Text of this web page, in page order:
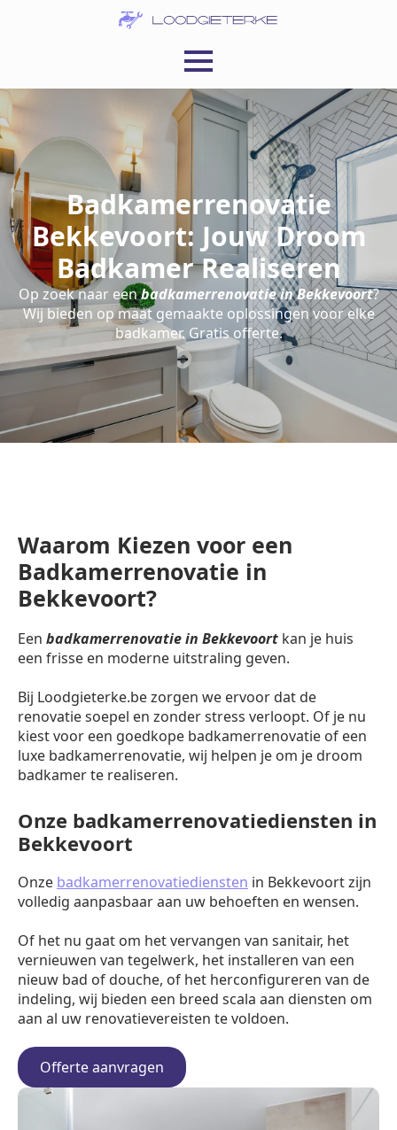
Badkamerrenovatie
Bekkevoort: Jouw Droom
Badkamer Realiseren
Op zoek naar eenbadkamerrenovatie in Bekkevoort?
Wij bieden op maat gemaakte oplossingen voor elke
badkamer. Gratis offerte.
Waarom Kiezen voor een
Badkamerrenovatie in
Bekkevoort?
Een badkamerrenovatie in Bekkevoort kan je huis
een frisse en moderne uitstraling geven.
Bij Loodgieterke.be zorgen we ervoor dat de
renovatie soepel en zonder stress verloopt. Of je nu
kiest voor een goedkope badkamerrenovatie of een
luxe badkamerrenovatie, wij helpen je om je droom
badkamer te realiseren.
Onze badkamerrenovatiediensten in
Bekkevoort
Onze badkamerrenovatiediensten in Bekkevoort zijn
volledig aanpasbaar aan uw behoeften en wensen.
Of het nu gaat om het vervangen van sanitair, het
vernieuwen van tegelwerk, het installeren van een
nieuw bad of douche, of het herconfigureren van de
indeling, wij bieden een breed scala aan diensten om
aan al uw renovatievereisten te voldoen.
Offerte aanvragen